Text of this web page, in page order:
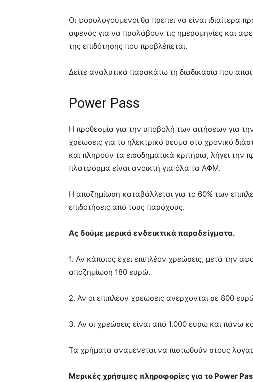
Οι φορολογούμενοι θα πρέπει να είναι ιδιαίτερα
αφενός για να προλάβουν τις ημερομηνίες και
της επιδότησης που προβλέπεται.
Δείτε αναλυτικά παρακάτω τη διαδικασία που
Power Pass
Η προθεσμία για την υποβολή των αιτήσεων για
χρεώσεις για το ηλεκτρικό ρεύμα στο χρονικό
και πληρούν τα εισοδηματικά κριτήρια, λήγει
πλατφόρμα είναι ανοικτή για όλα τα ΑΦΜ.
Η αποζημίωση καταβάλλεται για το 60% των
επιδοτήσεις από τους παρόχους.
Ας δούμε μερικά ενδεικτικά παραδείγματα.
1. Αν κάποιος έχει επιπλέον χρεώσεις, μετά την
αποζημίωση 180 ευρώ.
2. Αν οι επιπλέον χρεώσεις ανέρχονται σε 800
3. Αν οι χρεώσεις είναι από 1.000 ευρώ και πάνω
Τα χρήματα αναμένεται να πιστωθούν στους
Μερικές χρήσιμες πληροφορίες για το Power